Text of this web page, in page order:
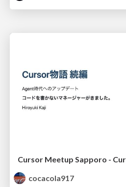
Cursor Meetup Sapporo -
cocacola917